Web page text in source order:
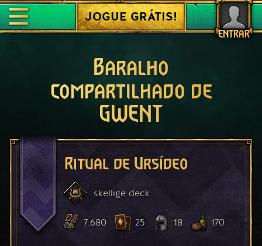
ENTRAR
JOGUE GRÁTIS!
Baralho
compartilhado de
GWENT
Ritual de Ursídeo
skellige deck
7.680 25 18 170